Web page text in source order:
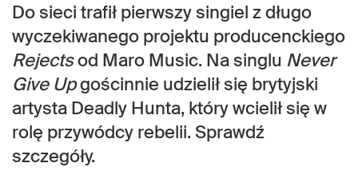
Do sieci trafił pierwszy singiel z długo
wyczekiwanego projektu producenckiego
Rejectsod Maro Music. Na singlu Never
Give Upgościnnie udzielił się brytyjski
artysta Deadly Hunta, który wcielił się w
rolę przywódcy rebelii. Sprawdź
szczegóły.